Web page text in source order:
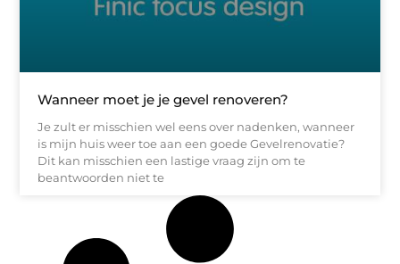
Wanneer moet je je gevel renoveren?
Je zult er misschien wel eens over nadenken, wanneer
is mijn huis weer toe aan een goede Gevelrenovatie?
Dit kan misschien een lastige vraag zijn om te
beantwoorden niet te